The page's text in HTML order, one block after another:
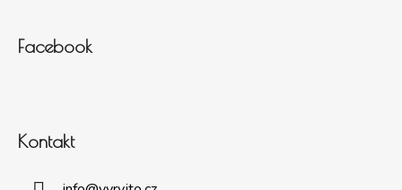
Facebook
Kontakt